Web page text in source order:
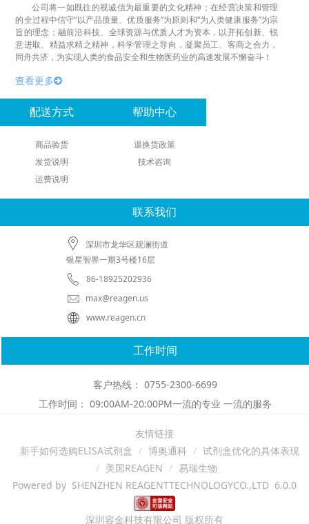
公司将一如既往的视诚信为最重要的文化精神；在经营决策和管理
的全过程中信守“以产品质量、优质服务”为原则和“为人类健康服务”为宗
旨的理念；融前沿科技、全球资源与优质人才为资本，以开拓创新、锐
意进取、精益求精之精神，科学管理之导向，凝聚员工、客商之合力，
同舟共济，为实现人类的食品安全和生物医药业的高速发展不懈奋斗！
查看更多
配送方式
商品验货
发货说明
运费说明
帮助中心
退换货政策
技术咨询
联系我们
深圳市龙华区观澜街道
银星智界一期3号楼16层
86-18925202936
max@reagen.us
www.reagen.cn
工作时间
客户热线： 0755-2300-6699
工作时间： 09:00AM-20:00PM一流的专业 一流的服务
友情链接
新手如何选购ELISA试剂盒
博奥通科
试剂盒优化的具体表现
美国REAGEN
易瑞生物
Powered by SHENZHEN REAGENTTECHNOLOGYCO.,LTD 6.0.0
深圳容金科技有限公司 版权所有